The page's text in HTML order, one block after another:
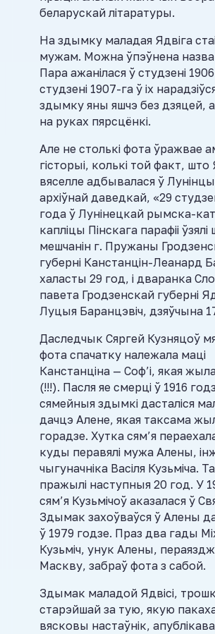
беларускай літаратуры.
На здымку маладая Ядвіга
мужам. Можна ўпэўнена
Пара ажанілася ў студзені
студзені 1907-га ў іх
здымку яны яшчэ без дзяцей,
на руках пярсцёнкі.
Але не столькі фота ўражвае
гісторыі, колькі той факт, што
вяселле адбывалася ў
архіўнай даведкай, «29
года ў Лунінецкай рымска-
капліцы Пінскага парафіі
мешчанін г. Пружаны
губерні Канстанцін-Леанард
халасты 29 год, і дваранка
павета Гродзенскай губерні
Луцыя Баранцэвіч, дзяўчына
Даследчык Сяргей Кузняцоў
фота спачатку належала маці
Канстанціна — Соф’і, якая
(!!!). Пасля яе смерці ў 1916
сямейныя здымкі дасталіся
дачцэ Алене, якая таксама
горадзе. Хутка сям’я
куды перавялі мужа Алены,
чыгуначніка Васіля Кузьміча.
пражылі наступныя 20 год. У
сям’я Кузьмічоў аказалася ў
Здымак захоўваўся ў Алены
ў 1979 годзе. Праз два гады
Кузьміч, унук Алены,
Маскву, забраў фота з сабой.
Здымак маладой Ядвісі,
старэйшай за тую, якую
вясковы настаўнік,